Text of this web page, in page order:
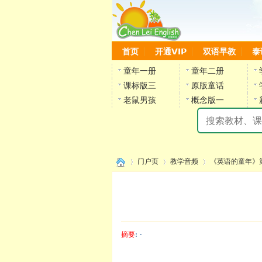
首页 开通VIP 双语早教 泰
童年一册 童年二册
课标版三
原版童话
老鼠男孩
概念版一
门户页 教学音频 《英语的童年
摘要: ·